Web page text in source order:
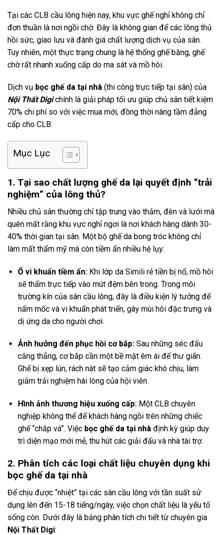
Tại các CLB cầu lông hiện nay, khu vực ghế nghỉ không chỉ
đơn thuần là nơi ngồi chờ. Đây là không gian để các lông thủ
hồi sức, giao lưu và đánh giá chất lượng dịch vụ của sân.
Tuy nhiên, một thực trạng chung là hệ thống ghế băng, ghế
chờ rất nhanh xuống cấp do ma sát và mồ hôi.
Dịch vụ bọc ghế da tại nhà (thi công trực tiếp tại sân) của
Nội Thất Digichính là giải pháp tối ưu giúp chủ sân tiết kiệm
70% chi phí so với việc mua mới, đồng thời nâng tầm đẳng
cấp cho CLB.
Mục Lục
1. Tại sao chất lượng ghế da lại quyết định “trải
nghiệm” của lông thủ?
Nhiều chủ sân thường chỉ tập trung vào thảm, đèn và lưới mà
quên mất rằng khu vực nghỉ ngơi là nơi khách hàng dành 30-
40% thời gian tại sân. Một bộ ghế da bong tróc không chỉ
làm mất thẩm mỹ mà còn tiềm ẩn nhiều hệ lụy:
Ổ vi khuẩn tiềm ẩn:Khi lớp da Simili rẻ tiền bị nổ, mồ hôi
sẽ thấm trực tiếp vào mút đệm bên trong. Trong môi
trường kín của sân cầu lông, đây là điều kiện lý tưởng để
nấm mốc và vi khuẩn phát triển, gây mùi hôi đặc trưng và
dị ứng da cho người chơi.
Ảnh hưởng đến phục hồi cơ bắp:Sau những séc đấu
căng thẳng, cơ bắp cần một bề mặt êm ái để thư giãn.
Ghế bị xẹp lún, rách nát sẽ tạo cảm giác khó chịu, làm
giảm trải nghiệm hài lòng của hội viên.
Hình ảnh thương hiệu xuống cấp:Một CLB chuyên
nghiệp không thể để khách hàng ngồi trên những chiếc
ghế “chắp vá”. Việc bọc ghế da tại nhàđịnh kỳ giúp duy
trì diện mạo mới mẻ, thu hút các giải đấu và nhà tài trợ.
2. Phân tích các loại chất liệu chuyên dụng khi
bọc ghế da tại nhà
Để chịu được “nhiệt” tại các sân cầu lông với tần suất sử
dụng lên đến 15-18 tiếng/ngày, việc chọn chất liệu là yếu tố
sống còn. Dưới đây là bảng phân tích chi tiết từ chuyên gia
Nội Thất Digi: